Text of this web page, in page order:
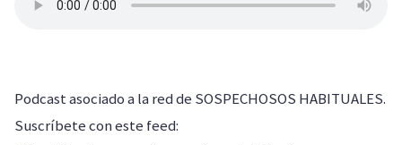
Podcast asociado a la red de SOSPECHOSOS HABITUALES.
Suscríbete con este feed: